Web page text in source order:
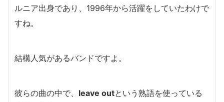
ルニア出身であり、1996年から活躍をしていたわけで
すね。
結構人気があるバンドですよ。
彼らの曲の中で、 leave outという熟語を使っている